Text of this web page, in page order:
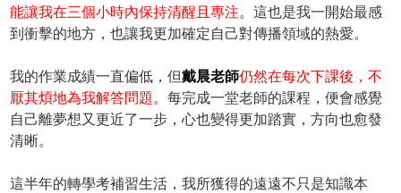
能讓我在三個小時內保持清醒且專注。這也是我一開始最感
到衝擊的地方，也讓我更加確定自己對傳播領域的熱愛。
我的作業成績一直偏低，但戴晨老師仍然在每次下課後，不
厭其煩地為我解答問題 。每完成一堂老師的課程，便會感覺
自己離夢想又更近了一步，心也變得更加踏實，方向也愈發
清晰。
這半年的轉學考補習生活，我所獲得的遠遠不只是知識本